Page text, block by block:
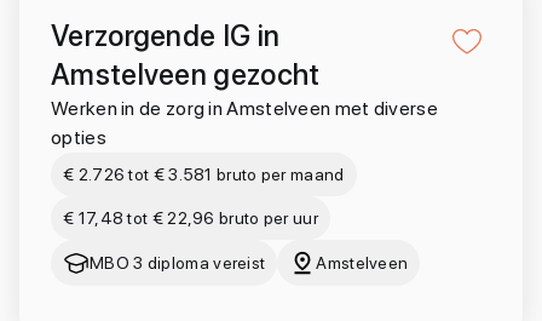
Verzorgende IG in
Amstelveen gezocht
Werken in de zorg in Amstelveen met diverse
opties
€ 2.726 tot € 3.581 bruto per maand
€ 17,48 tot € 22,96 bruto per uur
MBO 3 diploma vereist Amstelveen